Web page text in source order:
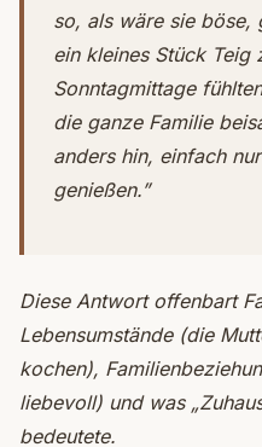
so, als wäre sie böse,
ein kleines Stück Teig
Sonntagmittage
die ganze Familie
anders hin, einfach
genießen.”
Diese Antwort offenbart
Lebensumstände (die
kochen),
liebevoll) und was
bedeutete.